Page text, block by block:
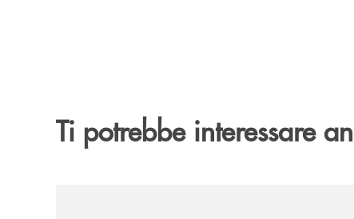
Ti potrebbe interessare